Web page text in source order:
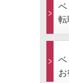
ベ
転
ベ